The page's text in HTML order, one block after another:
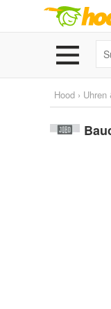
Hood › Uhren